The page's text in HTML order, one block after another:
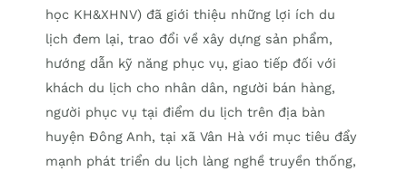
học KH&XHNV) đã giới thiệu những lợi ích du
lịch đem lại, trao đổi về xây dựng sản phẩm,
hướng dẫn kỹ năng phục vụ, giao tiếp đối với
khách du lịch cho nhân dân, người bán hàng,
người phục vụ tại điểm du lịch trên địa bàn
huyện Đông Anh, tại xã Vân Hà với mục tiêu đẩy
mạnh phát triển du lịch làng nghề truyền thống,